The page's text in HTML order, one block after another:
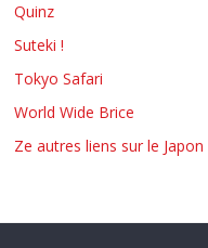
Quinz
Suteki !
Tokyo Safari
World Wide Brice
Ze autres liens sur le Japon